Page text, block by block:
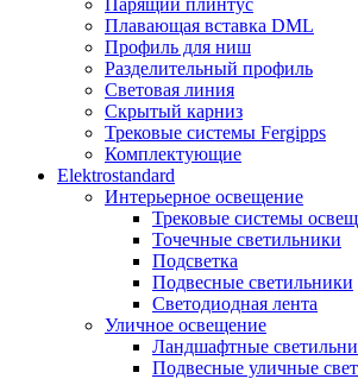
Парящий плинтус
Плавающая вставка DML
Профиль для ниш
Разделительный профиль
Световая линия
Скрытый карниз
Трековые системы Fergipps
Комплектующие
Elektrostandard
Интерьерное освещение
Трековые системы
Точечные светильники
Подсветка
Подвесные светильники
Светодиодная лента
Уличное освещение
Ландшафтные
Подвесные уличные